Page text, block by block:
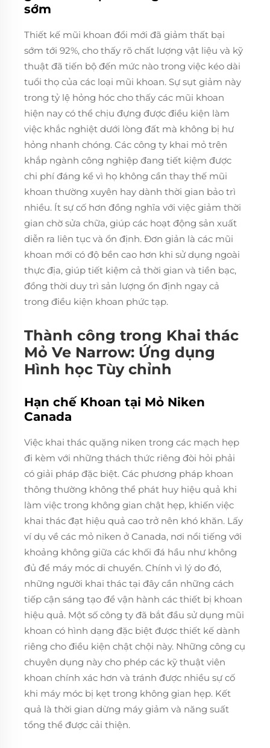
sớm
Thiết kế mũi khoan đổi mới đã giảm thất bại
sớm tới 92%, cho thấy rõ chất lượng vật liệu và kỹ
thuật đã tiến bộ đến mức nào trong việc kéo dài
tuổi thọ của các loại mũi khoan. Sự sụt giảm này
trong tỷ lệ hỏng hóc cho thấy các mũi khoan
hiện nay có thể chịu đựng được điều kiện làm
việc khắc nghiệt dưới lòng đất mà không bị hư
hỏng nhanh chóng. Các công ty khai mỏ trên
khắp ngành công nghiệp đang tiết kiệm được
chi phí đáng kể vì họ không cần thay thế mũi
khoan thường xuyên hay dành thời gian bảo trì
nhiều. Ít sự cố hơn đồng nghĩa với việc giảm thời
gian chờ sửa chữa, giúp các hoạt động sản xuất
diễn ra liên tục và ổn định. Đơn giản là các mũi
khoan mới có độ bền cao hơn khi sử dụng ngoài
thực địa, giúp tiết kiệm cả thời gian và tiền bạc,
đồng thời duy trì sản lượng ổn định ngay cả
trong điều kiện khoan phức tạp.
Thành công trong Khai thác
Mỏ Ve Narrow: Ứng dụng
Hình học Tùy chỉnh
Hạn chế Khoan tại Mỏ Niken
Canada
Việc khai thác quặng niken trong các mạch hẹp
đi kèm với những thách thức riêng đòi hỏi phải
có giải pháp đặc biệt. Các phương pháp khoan
thông thường không thể phát huy hiệu quả khi
làm việc trong không gian chật hẹp, khiến việc
khai thác đạt hiệu quả cao trở nên khó khăn. Lấy
ví dụ về các mỏ niken ở Canada, nơi nổi tiếng với
khoảng không giữa các khối đá hầu như không
đủ để máy móc di chuyển. Chính vì lý do đó,
những người khai thác tại đây cần những cách
tiếp cận sáng tạo để vận hành các thiết bị khoan
hiệu quả. Một số công ty đã bắt đầu sử dụng mũi
khoan có hình dạng đặc biệt được thiết kế dành
riêng cho điều kiện chật chội này. Những công cụ
chuyên dụng này cho phép các kỹ thuật viên
khoan chính xác hơn và tránh được nhiều sự cố
khi máy móc bị kẹt trong không gian hẹp. Kết
quả là thời gian dừng máy giảm và năng suất
tổng thể được cải thiện.